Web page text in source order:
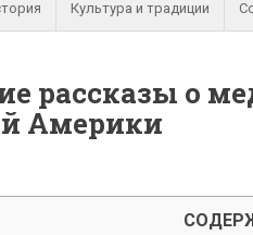
Культура и традиции
рассказы о
Америки